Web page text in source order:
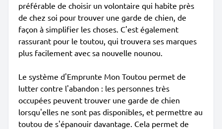
préférable de choisir un volontaire qui habite près
de chez soi pour trouver une garde de chien, de
façon à simplifier les choses. C'est également
rassurant pour le toutou, qui trouvera ses marques
plus facilement avec sa nouvelle nounou.
Le système d'Emprunte Mon Toutou permet de
lutter contre l'abandon : les personnes très
occupées peuvent trouver une garde de chien
lorsqu'elles ne sont pas disponibles, et permettre au
toutou de s'épanouir davantage. Cela permet de